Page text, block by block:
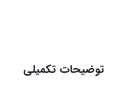
توضیحات تکمیلی